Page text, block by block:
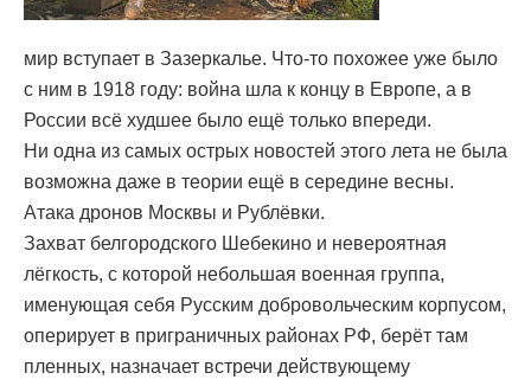
мир вступает в Зазеркалье. Что-то похожее уже было
с ним в 1918 году: война шла к концу в Европе, а в
России всё худшее было ещё только впереди.
Ни одна из самых острых новостей этого лета не была
возможна даже в теории ещё в середине весны.
Атака дронов Москвы и Рублёвки.
Захват белгородского Шебекино и невероятная
лёгкость, с которой небольшая военная группа,
именующая себя Русским добровольческим корпусом,
оперирует в приграничных районах РФ, берёт там
пленных, назначает встречи действующему